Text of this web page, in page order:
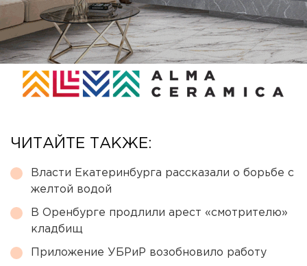
ЧИТАЙТЕ ТАКЖЕ:
Власти Екатеринбурга рассказали о борьбе с
желтой водой
В Оренбурге продлили арест «смотрителю»
кладбищ
Приложение УБРиР возобновило работу